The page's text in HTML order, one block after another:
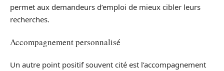
permet aux demandeurs d’emploi de mieux cibler leurs
recherches.
Accompagnement personnalisé
Un autre point positif souvent cité est l’accompagnement